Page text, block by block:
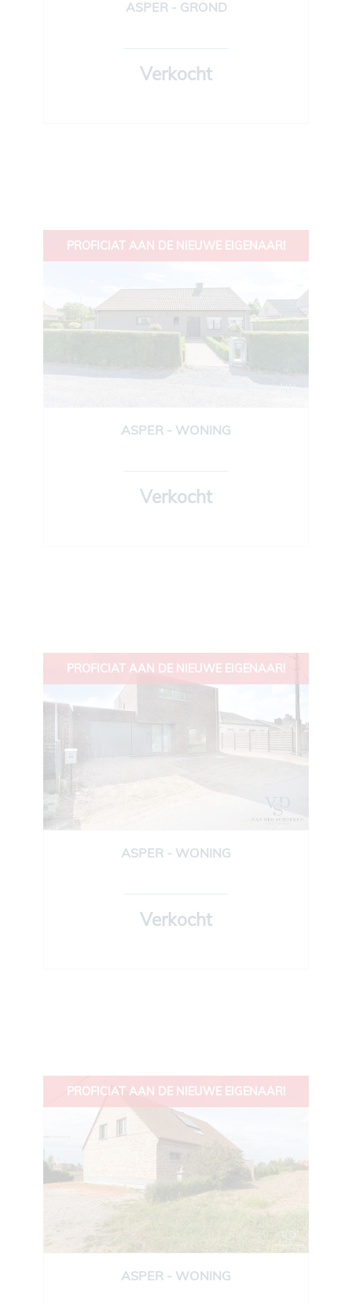
1 072 m²
ASPER - GROND
Verkocht
PROFICIAT AAN DE NIEUWE EIGENAAR!
150 m² 2 1
ASPER - WONING
Verkocht
PROFICIAT AAN DE NIEUWE EIGENAAR!
160 m² 3 1
ASPER - WONING
Verkocht
PROFICIAT AAN DE NIEUWE EIGENAAR!
260 m² 5 1
ASPER - WONING